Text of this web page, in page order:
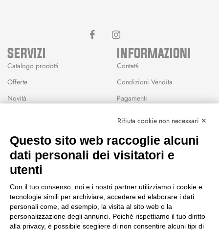
SERVIZI
Catalogo prodotti
Offerte
Novità
Wishlist
INFORMAZIONI
Contatti
Condizioni Vendita
Pagamenti
CEP GREEN
Fanano (MO)
059 8676485
349 9202419
388 8659473
Rifiuta cookie non necessari ✕
Questo sito web raccoglie alcuni
dati personali dei visitatori e
utenti
Con il tuo consenso, noi e i nostri partner utilizziamo i cookie e
tecnologie simili per archiviare, accedere ed elaborare i dati
personali come, ad esempio, la visita al sito web o la
personalizzazione degli annunci. Poiché rispettiamo il tuo diritto
alla privacy, è possibile scegliere di non consentire alcuni tipi di